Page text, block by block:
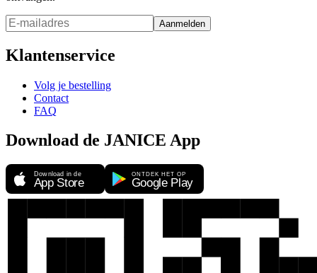
Aanmelden
Klantenservice
Volg je bestelling
Contact
FAQ
Download de JANICE App